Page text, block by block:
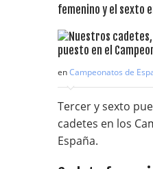
femenino y el sexto
enCampeonatos de
Tercer y sexto
cadetes en los
España.